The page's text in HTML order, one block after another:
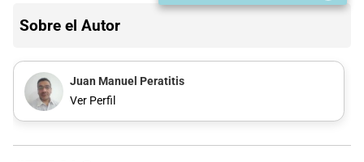
Sobre el Autor
Juan Manuel Peratitis
Ver Perfil